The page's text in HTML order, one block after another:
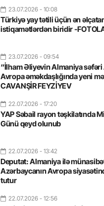
23.07.2026 - 10:08
Türkiyə yay tətili üçün ən
istiqamətlərdən biridir -
23.07.2026 - 09:54
“İlham Əliyevin Almaniya
Avropa əməkdaşlığında yeni
CAVANŞİR FEYZİYEV
22.07.2026 - 17:20
YAP Səbail rayon təşkilatında
Günü qeyd olunub
22.07.2026 - 13:42
Deputat: Almaniya ilə
Azərbaycanın Avropa
tutur
22.07.2026 - 12:56